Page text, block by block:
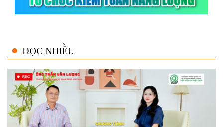
ĐỌC NHIỀU